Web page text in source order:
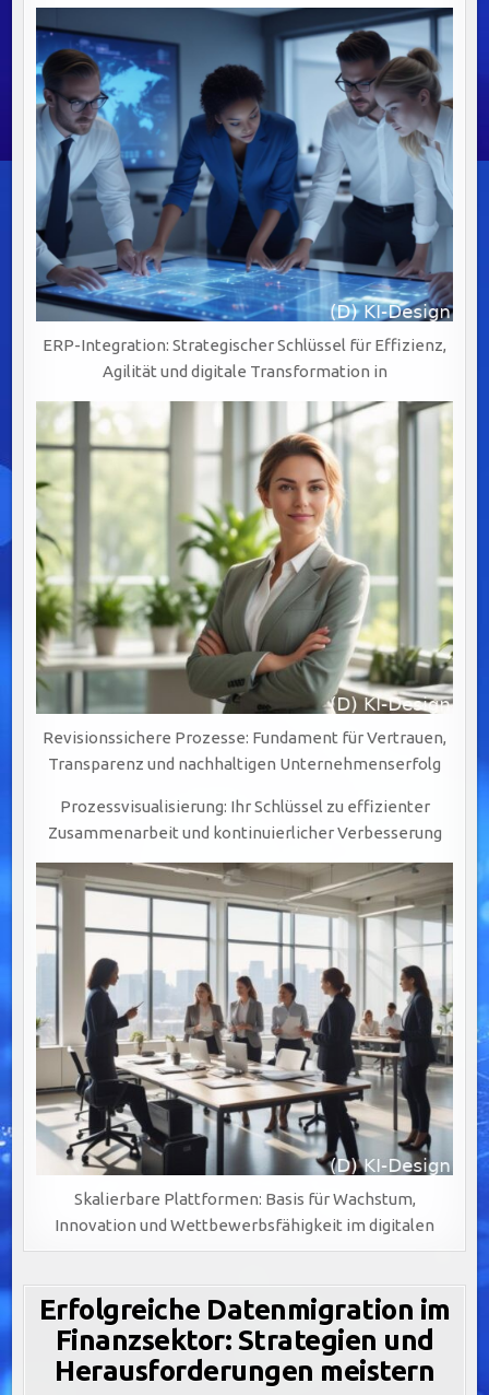
WERTSCHÖPFUNG
DURCH
PRÄZISE
UND
VERLÄSSLICHE
DATENQUALITÄT
ERP-Integration: Strategischer Schlüssel für Effizienz,
Agilität und digitale Transformation in
Revisionssichere Prozesse: Fundament für Vertrauen,
Transparenz und nachhaltigen Unternehmenserfolg
Prozessvisualisierung: Ihr Schlüssel zu effizienter
Zusammenarbeit und kontinuierlicher Verbesserung
Skalierbare Plattformen: Basis für Wachstum,
Innovation und Wettbewerbsfähigkeit im digitalen
Erfolgreiche Datenmigration im
Finanzsektor: Strategien und
Herausforderungen meistern